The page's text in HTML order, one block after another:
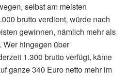
selbst am meisten
brutto verdient, würde nach
gewinnen, nämlich mehr als
Wer hingegen über
1.300 brutto verfügt, käme
ganze 340 Euro netto mehr im